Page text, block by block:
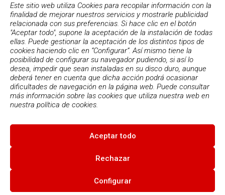
Este sitio web utiliza Cookies para recopilar información con la
finalidad de mejorar nuestros servicios y mostrarle publicidad
relacionada con sus preferencias. Si hace clic en el botón
"Aceptar todo", supone la aceptación de la instalación de todas
ellas. Puede gestionar la aceptación de los distintos tipos de
cookies haciendo clic en “Configurar”. Así mismo tiene la
posibilidad de configurar su navegador pudiendo, si así lo
desea, impedir que sean instaladas en su disco duro, aunque
deberá tener en cuenta que dicha acción podrá ocasionar
dificultades de navegación en la página web. Puede consultar
más información sobre las cookies que utiliza nuestra web en
nuestra política de cookies.
Aceptar todo
Rechazar
Configurar
Acepto lapolítica de privacidad
© 2026
Condiciones de uso|Política Privacidad
de cookies